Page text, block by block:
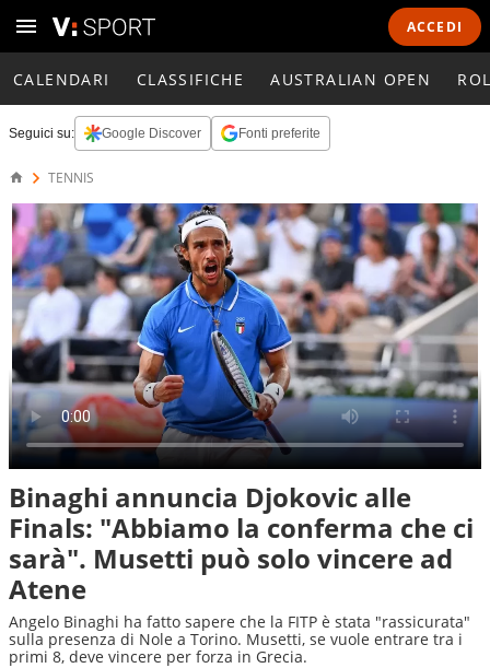
ACCEDI
CALENDARI CLASSIFICHE AUSTRALIAN OPEN
Seguici su: Google Discover Fonti preferite
TENNIS
Binaghi annuncia Djokovic alle
Finals: "Abbiamo la conferma che ci
sarà". Musetti può solo vincere ad
Atene
Angelo Binaghi ha fatto sapere che la FITP è stata "rassicurata"
sulla presenza di Nole a Torino. Musetti, se vuole entrare tra i
primi 8, deve vincere per forza in Grecia.